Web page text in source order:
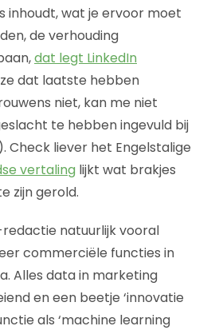
inhoudt, wat je ervoor moet
de verhouding
dat legt LinkedIn
dat laatste hebben
niet, kan me niet
te hebben ingevuld bij
Check liever het Engelstalige
vertaling lijkt wat brakjes
zijn gerold.
natuurlijk vooral
commerciële functies in
Alles data in marketing
en een beetje ‘innovatie
als ‘machine learning